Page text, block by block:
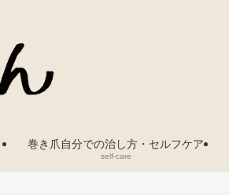
巻き爪自分での治し方・セルフケア
self-care